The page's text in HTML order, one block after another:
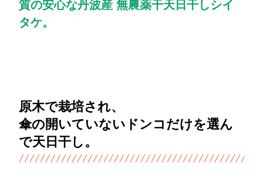
質の安心な丹波産 無農薬干天日干しシイ
タケ。
原木で栽培され、
傘の開いていないドンコだけを選ん
で天日干し。